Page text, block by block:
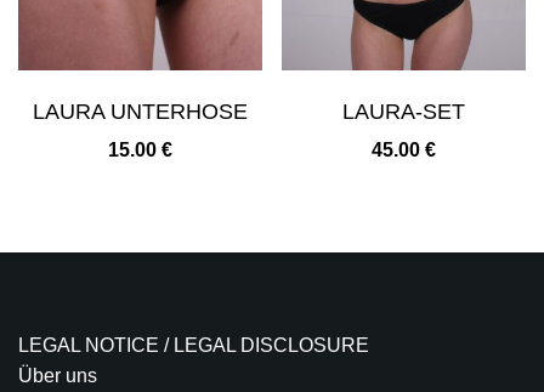
LAURA UNTERHOSE
15.00 €
LAURA-SET
45.00€
LEGAL NOTICE / LEGAL DISCLOSURE
Über uns